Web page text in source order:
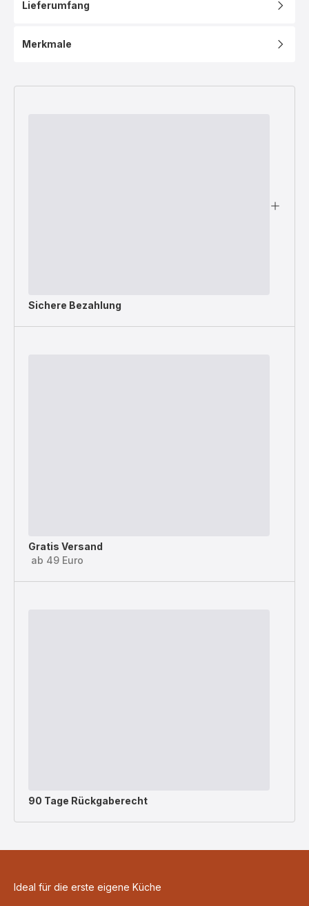
Lieferumfang
Merkmale
Sichere Bezahlung
Gratis Versand
ab 49 Euro
90 Tage Rückgaberecht
Ideal für die erste eigene Küche